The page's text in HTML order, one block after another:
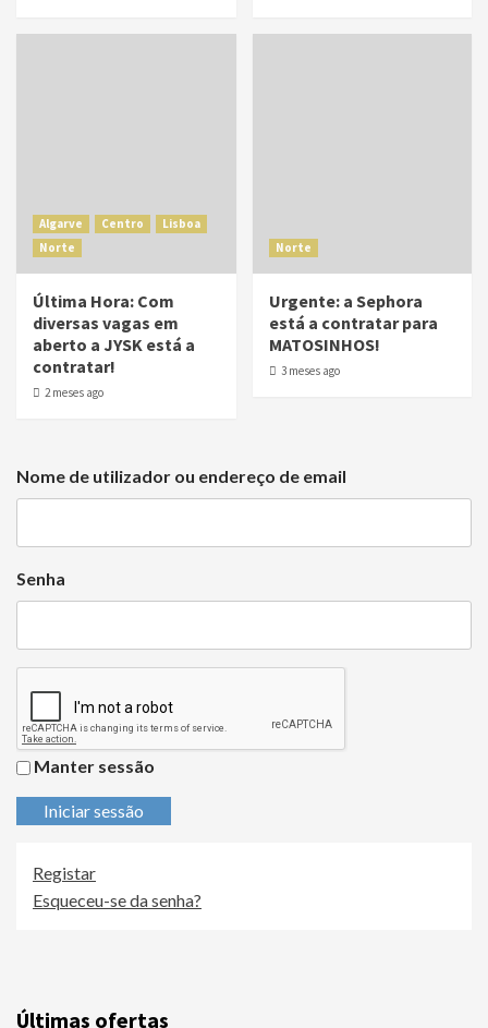
Algarve Centro
Lisboa
Norte
Última Hora: Com
diversas vagas em
aberto a JYSK está a
contratar!
2 meses ago
Norte
Urgente: a Sephora
está a contratar para
MATOSINHOS!
3 meses ago
Nome de utilizador ou endereço de email
Senha
Manter sessão
Iniciar sessão
Registar
Esqueceu-se da senha?
Últimas ofertas